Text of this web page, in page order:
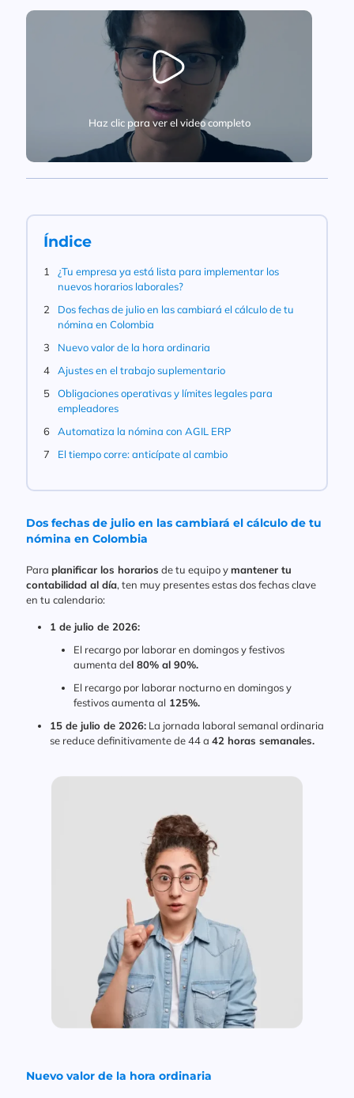
Haz clic para ver el video completo
Índice
¿Tu empresa ya está lista para implementar los
nuevos horarios laborales?
Dos fechas de julio en las cambiará el cálculo de tu
nómina en Colombia
Nuevo valor de la hora ordinaria
Ajustes en el trabajo suplementario
Obligaciones operativas y límites legales para
empleadores
Automatiza la nómina con AGIL ERP
El tiempo corre: anticípate al cambio
Dos fechas de julio en las cambiará el cálculo de tu
nómina en Colombia
Para planificar los horarios de tu equipo ymantener tu
contabilidad al día, ten muy presentes estas dos fechas clave
en tu calendario:
1 de julio de 2026:
El recargo por laborar en domingos y festivos
aumenta del 80% al 90%.
El recargo por laborar nocturno en domingos y
festivos aumenta al 125%.
15 de julio de 2026: La jornada laboral semanal ordinaria
se reduce definitivamente de 44 a 42 horas semanales.
Nuevo valor de la hora ordinaria